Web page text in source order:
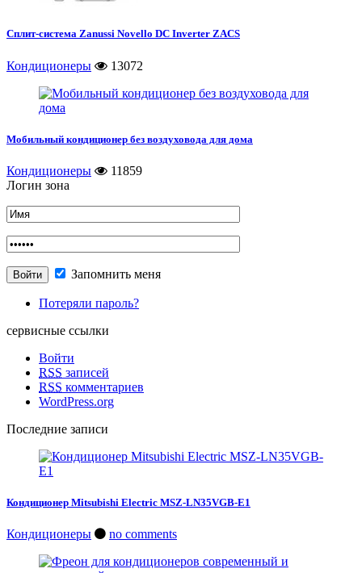
Сплит-система Zanussi Novello DC Inverter ZACS
Кондиционеры 13072
Мобильный кондиционер без воздуховода для дома
Кондиционеры
11859
Логин зона
Запомнить меня
Потеряли пароль?
сервисные ссылки
Войти
RSS записей
RSS комментариев
WordPress.org
Последние записи
Кондиционер Mitsubishi Electric MSZ-LN35VGB-E1
Кондиционеры no comments